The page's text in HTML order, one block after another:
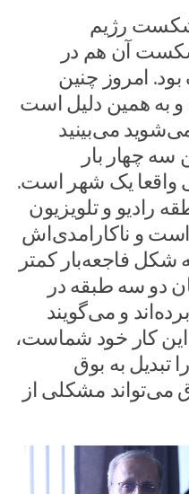
شکست رژیم
آن هم در
امروز چنین
به همین دلیل است
می‌بینید
چهار بار
واقعا یک شهر است.
رادیو و تلویزیون
است و ناکارامدی‌اش
شکل فاجعه‌بار کمتر
دو سه طبقه در
و می‌گویند
این کار خود شماست،
تبدیل به بوق
می‌تواند مشکلی از